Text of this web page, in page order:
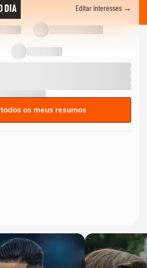
DIA Editar interesses →
os meus resumos